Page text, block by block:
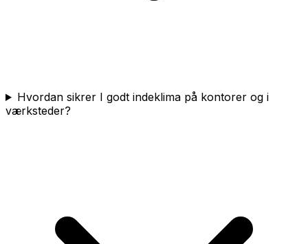
Hvordan sikrer I godt indeklima på kontorer og i
værksteder?